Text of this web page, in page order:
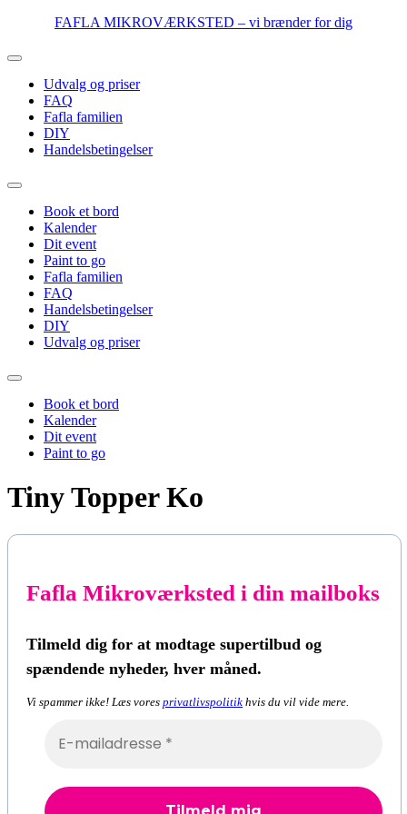
indhold
FAFLA MIKROVÆRKSTED – vi brænder for dig
Udvalg og priser
FAQ
Fafla familien
DIY
Handelsbetingelser
Book et bord
Kalender
Dit event
Paint to go
Fafla familien
FAQ
Handelsbetingelser
DIY
Udvalg og priser
Book et bord
Kalender
Dit event
Paint to go
Tiny Topper Ko
Fafla Mikroværksted i din mailboks
Tilmeld dig for at modtage supertilbud og
spændende nyheder, hver måned.
Vi spammer ikke! Læs vores privatlivspolitik hvis du vil vide mere.